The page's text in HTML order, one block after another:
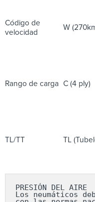
Código de
velocidad
W
Rango de carga C (4 ply)
TL/TT TL
PRESIÓN DEL AIRE
Los neumáticos